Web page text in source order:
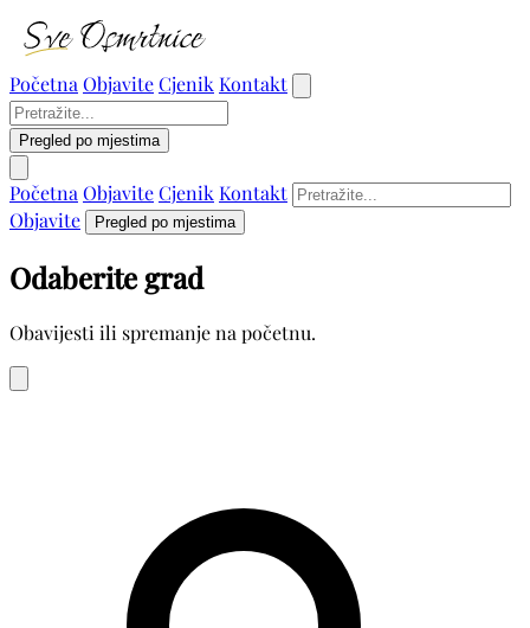
Početna ObjaviteCjenik Kontakt
Pregled po mjestima
Početna ObjaviteCjenik Kontakt
Objavite
Pregled po mjestima
Odaberite grad
Obavijesti ili spremanje na početnu.